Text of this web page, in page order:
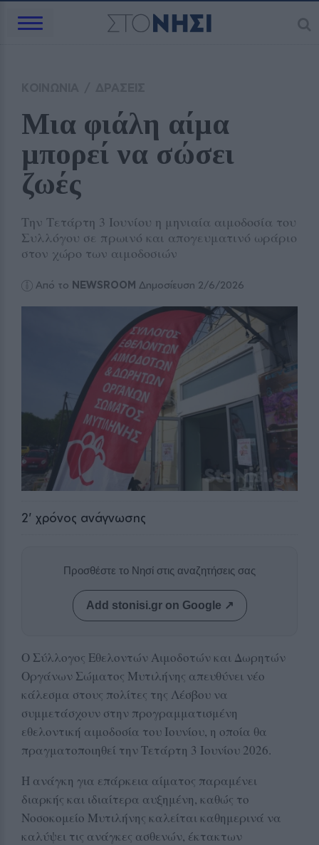
Μια φιάλη αίμα
μπορεί να σώσει
ζωές
Την Τετάρτη 3 Ιουνίου η μηνιαία αιμοδοσία του
Συλλόγου σε πρωινό και απογευματινό ωράριο
στον χώρο των αιμοδοσιών
Από το NEWSROOM Δημοσίευση 2/6/2026
2' χρόνος ανάγνωσης
Προσθέστε το Νησί στις αναζητήσεις σας
Add stonisi.gr on Google ↗
Ο Σύλλογος Εθελοντών Αιμοδοτών και Δωρητών
Οργάνων Σώματος Μυτιλήνης απευθύνει νέο
κάλεσμα στους πολίτες της Λέσβου να
συμμετάσχουν στην προγραμματισμένη
εθελοντική αιμοδοσία του Ιουνίου, η οποία θα
πραγματοποιηθεί την Τετάρτη 3 Ιουνίου 2026.
Η ανάγκη για επάρκεια αίματος παραμένει
διαρκής και ιδιαίτερα αυξημένη, καθώς το
Νοσοκομείο Μυτιλήνης καλείται καθημερινά να
καλύψει τις ανάγκες ασθενών, έκτακτων